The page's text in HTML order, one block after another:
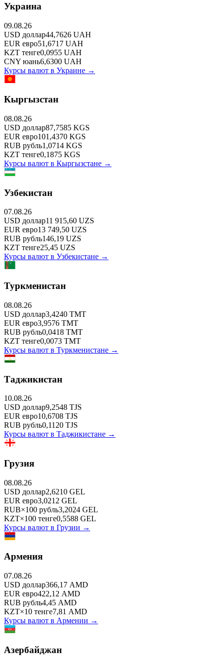
Украина
09.08.26
USD доллар44,7626 UAH
EUR евро51,6717 UAH
KZT тенге0,0955 UAH
CNY юань6,6300 UAH
Курсы валют в Украине →
Кыргызстан
08.08.26
USD доллар87,7585 KGS
EUR евро101,4370 KGS
RUB рубль1,0714 KGS
KZT тенге0,1875 KGS
Курсы валют в Кыргызстане →
Узбекистан
07.08.26
USD доллар11 915,60 UZS
EUR евро13 749,50 UZS
RUB рубль146,19 UZS
KZT тенге25,45 UZS
Курсы валют в Узбекистане →
Туркменистан
08.08.26
USD доллар3,4240 TMT
EUR евро3,9576 TMT
RUB рубль0,0418 TMT
KZT тенге0,0073 TMT
Курсы валют в Туркменистане →
Таджикистан
10.08.26
USD доллар9,2548 TJS
EUR евро10,6708 TJS
RUB рубль0,1120 TJS
Курсы валют в Таджикистане →
Грузия
08.08.26
USD доллар2,6210 GEL
EUR евро3,0212 GEL
RUB×100 рубль3,2024 GEL
KZT×100 тенге0,5588 GEL
Курсы валют в Грузии →
Армения
07.08.26
USD доллар366,17 AMD
EUR евро422,12 AMD
RUB рубль4,45 AMD
KZT×10 тенге7,81 AMD
Курсы валют в Армении →
Азербайджан